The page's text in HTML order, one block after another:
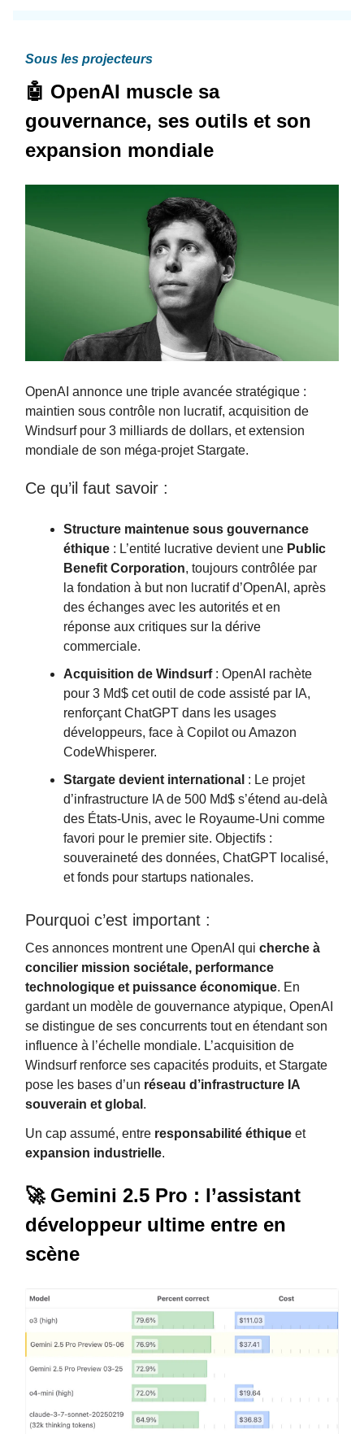
Sous les projecteurs
🤖 OpenAI muscle sa
gouvernance, ses outils et son
expansion mondiale
OpenAI annonce une triple avancée stratégique :
maintien sous contrôle non lucratif, acquisition de
Windsurf pour 3 milliards de dollars, et extension
mondiale de son méga-projet Stargate.
Ce qu’il faut savoir :
Structure maintenue sous gouvernance
éthique : L’entité lucrative devient une Public
Benefit Corporation, toujours contrôlée par
la fondation à but non lucratif d’OpenAI, après
des échanges avec les autorités et en
réponse aux critiques sur la dérive
commerciale.
Acquisition de Windsurf: OpenAI rachète
pour 3 Md$ cet outil de code assisté par IA,
renforçant ChatGPT dans les usages
développeurs, face à Copilot ou Amazon
CodeWhisperer.
Stargate devient international : Le projet
d’infrastructure IA de 500 Md$ s’étend au-delà
des États-Unis, avec le Royaume-Uni comme
favori pour le premier site. Objectifs :
souveraineté des données, ChatGPT localisé,
et fonds pour startups nationales.
Pourquoi c’est important :
Ces annonces montrent une OpenAI qui cherche à
concilier mission sociétale, performance
technologique et puissance économique. En
gardant un modèle de gouvernance atypique, OpenAI
se distingue de ses concurrents tout en étendant son
influence à l’échelle mondiale. L’acquisition de
Windsurf renforce ses capacités produits, et Stargate
pose les bases d’un réseau d’infrastructure IA
souverain et global .
Un cap assumé, entre responsabilité éthique et
expansion industrielle.
🚀 Gemini 2.5 Pro : l’assistant
développeur ultime entre en
scène